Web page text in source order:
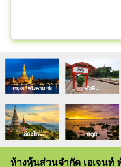
ห้างหุ้นส่วนจำกัด เอเจนท์